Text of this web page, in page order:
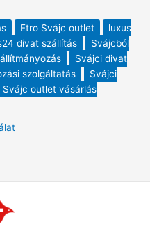
Etro Svájc outlet
luxus
divat szállítás
Svájcból
Svájci divat
szolgáltatás
Svájci
Svájc outlet vásárlás